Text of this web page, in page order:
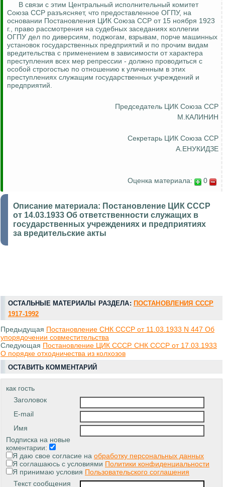
В связи с этим Центральный исполнительный комитет
Союза ССР разъясняет, что предоставленное ОГПУ, на
основании Постановления ЦИК Союза ССР от 15 ноября 1923
г., право рассмотрения на судебных заседаниях коллегии
ОГПУ дел по диверсиям, поджогам, взрывам, порче машинных
установок государственных предприятий и по прочим видам
вредительства с применением в зависимости от характера
преступления всех мер репрессии - должно проводиться с
особой строгостью по отношению к уличенным в этих
преступлениях служащим государственных учреждений и
предприятий.
Председатель ЦИК Союза ССР
М.КАЛИНИН
Секретарь ЦИК Союза ССР
А.ЕНУКИДЗЕ
Оценка материала: 0
Описание материала: Постановление ЦИК СССР
от 14.03.1933 Об ответственности служащих в
государственных учреждениях и предприятиях
за вредительские акты
ОСТАЛЬНЫЕ МАТЕРИАЛЫ РАЗДЕЛА: ПОСТАНОВЛЕНИЯ СССР
1917-1992
Предыдущая Постановление СНК СССР от 11.03.1933 N 447 Об
упорядочении совместительства
Следующая Постановление ЦИК СССР. СНК СССР от 17.03.1933
О порядке отходничества из колхозов
ОСТАВИТЬ КОММЕНТАРИЙ
как гость
Заголовок
E-mail
Имя
Подписка на новые
коментарии:
Я даю свое согласие на обработку персональных данных
Я соглашаюсь с условиями Политики конфиденциальности
Я принимаю условия Пользовательского соглашения
Текст сообщения